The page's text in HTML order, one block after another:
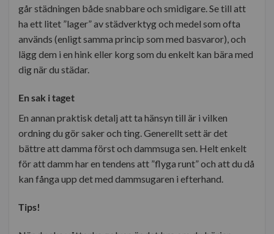
går städningen både snabbare och smidigare. Se till att
ha ett litet ”lager” av städverktyg och medel som ofta
används (enligt samma princip som med basvaror), och
lägg dem i en hink eller korg som du enkelt kan bära med
dig när du städar.
En sak i taget
En annan praktisk detalj att ta hänsyn till är i vilken
ordning du gör saker och ting. Generellt sett är det
bättre att damma först och dammsuga sen. Helt enkelt
för att damm har en tendens att ”flyga runt” och att du då
kan fånga upp det med dammsugaren i efterhand.
Tips!